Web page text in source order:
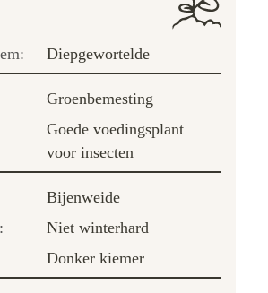
Diepgewortelde
Groenbemesting
Goede voedingsplant
voor insecten
Bijenweide
Niet winterhard
Donker kiemer